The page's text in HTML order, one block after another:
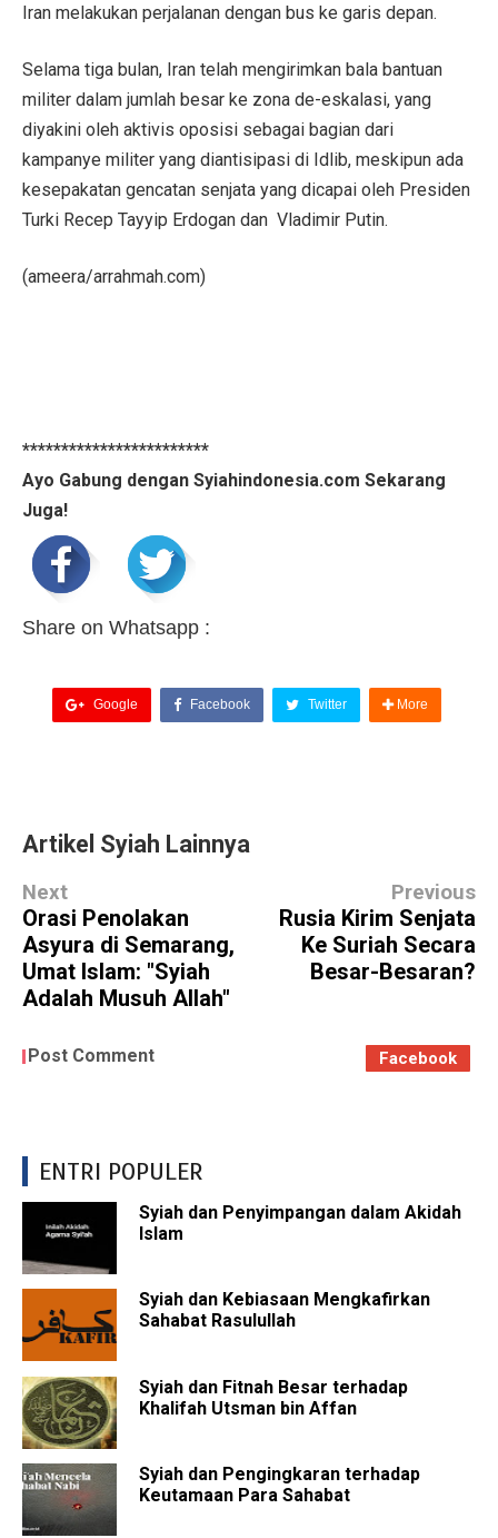
Iran melakukan perjalanan dengan bus ke garis depan.
Selama tiga bulan, Iran telah mengirimkan bala bantuan
militer dalam jumlah besar ke zona de-eskalasi, yang
diyakini oleh aktivis oposisi sebagai bagian dari
kampanye militer yang diantisipasi di Idlib, meskipun ada
kesepakatan gencatan senjata yang dicapai oleh Presiden
Turki Recep Tayyip Erdogan dan Vladimir Putin.
(ameera/arrahmah.com)
************************
Ayo Gabung dengan Syiahindonesia.com Sekarang
Juga!
Share on Whatsapp :
Google Facebook Twitter More
Artikel Syiah Lainnya
Next
Orasi Penolakan
Asyura di Semarang,
Umat Islam: "Syiah
Adalah Musuh Allah"
Previous
Rusia Kirim Senjata
Ke Suriah Secara
Besar-Besaran?
Post Comment Facebook
ENTRI POPULER
Syiah dan Penyimpangan dalam Akidah
Islam
Syiah dan Kebiasaan Mengkafirkan
Sahabat Rasulullah
Syiah dan Fitnah Besar terhadap
Khalifah Utsman bin Affan
Syiah dan Pengingkaran terhadap
Keutamaan Para Sahabat